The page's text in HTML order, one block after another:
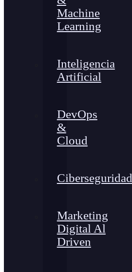
Machine
Learning
Inteligencia
Artificial
DevOps
&
Cloud
Ciberseguridad
Marketing
Digital Al
Driven